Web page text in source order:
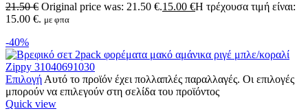
21.50€ Original price was: 21.50 €.15.00 €Η τρέχουσα τιμή είναι:
15.00 €. με φπα
-40%
Επιλογή Αυτό το προϊόν έχει πολλαπλές παραλλαγές. Οι επιλογές
μπορούν να επιλεγούν στη σελίδα του προϊόντος
Quick view